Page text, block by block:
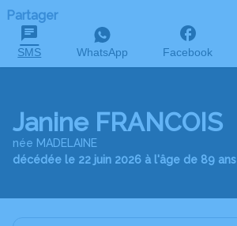
Partager
SMS WhatsApp Facebook
Janine FRANCOIS
née MADELAINE
décédée le 22 juin 2026 à l'âge de 89 ans